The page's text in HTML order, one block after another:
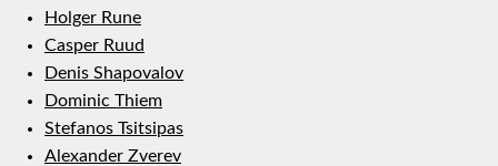
Holger Rune
Casper Ruud
Denis Shapovalov
Dominic Thiem
Stefanos Tsitsipas
Alexander Zverev